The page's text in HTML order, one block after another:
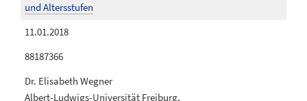
und Altersstufen
11.01.2018
88187366
Dr. Elisabeth Wegner
Albert-Ludwigs-Universität Freiburg,